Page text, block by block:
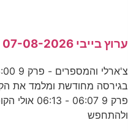
ערוץ בייבי 07-08-2026
בגירסה מחודשת ומלמד את
פרק 9
ולהתחפש